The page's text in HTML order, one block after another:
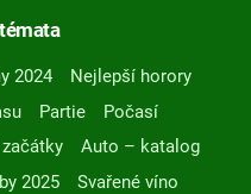
2024
Nejlepší horory
Partie
Počasí
Auto – katalog
2025
Svařené víno